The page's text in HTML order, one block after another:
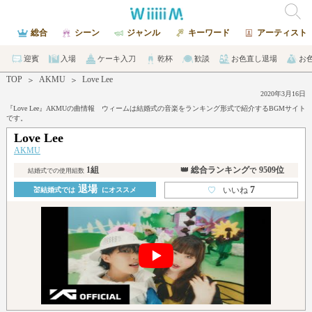
総合 シーン ジャンル キーワード アーティスト
迎賓 入場 ケーキ入刀 乾杯 歓談 お色直し退場 お
TOP ＞ AKMU ＞ Love Lee
2020年3月16日
『Love Lee』AKMUの曲情報 ウィームは結婚式の音楽をランキング形式で紹介するBGMサイト
です。
Love Lee
AKMU
結婚式での使用組数1組 👑 総合ランキングで 9509位
💒結婚式では退場 にオススメ ♡ いいね7